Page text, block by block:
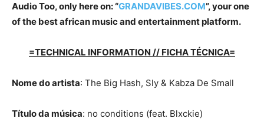
Audio Too, only here on: “GRANDAVIBES.COM”, your one
of the best african music and entertainment platform.
=TECHNICAL INFORMATION // FICHA TÉCNICA=
Nome do artista: The Big Hash, Sly & Kabza De Small
Título da música: no conditions (feat. Blxckie)